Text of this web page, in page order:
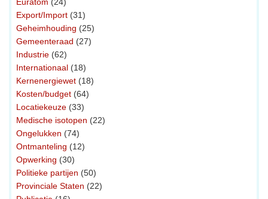
Export/Import (31)
Geheimhouding (25)
Gemeenteraad (27)
Industrie (62)
Internationaal (18)
Kernenergiewet (18)
Kosten/budget (64)
Locatiekeuze (33)
Medische isotopen (22)
Ongelukken (74)
Ontmanteling (12)
Opwerking (30)
Politieke partijen (50)
Provinciale Staten (22)